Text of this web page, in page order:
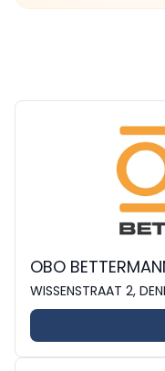
OBO
WISSENSTRAAT 2,